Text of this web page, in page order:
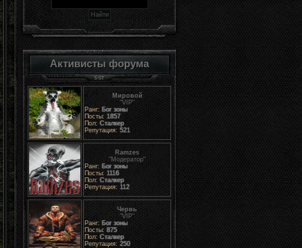
Активисты форума
Мировой
"VIP"
Ранг: Бог зоны
Посты: 1857
Пол: Сталкер
Репутация: 521
Ramzes
"Модератор"
Ранг: Бог зоны
Посты: 1116
Пол: Сталкер
Репутация: 112
Червь
"VIP"
Ранг: Бог зоны
Посты: 875
Пол: Сталкер
Репутация: 250